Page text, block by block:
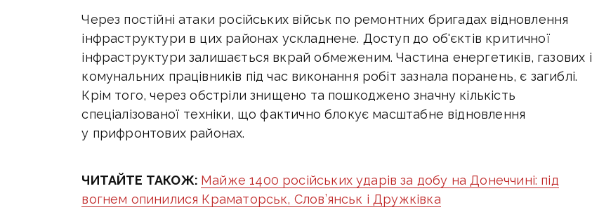
Через постійні атаки російських військ по ремонтних бригадах відновлення
інфраструктури в цих районах ускладнене. Доступ до об'єктів критичної
інфраструктури залишається вкрай обмеженим. Частина енергетиків, газових і
комунальних працівників під час виконання робіт зазнала поранень, є загиблі.
Крім того, через обстріли знищено та пошкоджено значну кількість
спеціалізованої техніки, що фактично блокує масштабне відновлення
у прифронтових районах.
ЧИТАЙТЕ ТАКОЖ: Майже 1400 російських ударів за добу на Донеччині: під
вогнем опинилися Краматорськ, Слов’янськ і Дружківка